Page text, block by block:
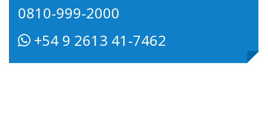
0810-999-2000
+54 9 2613 41-7462